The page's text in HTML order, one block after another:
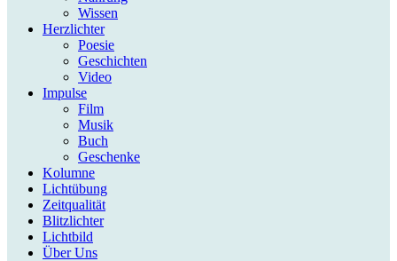
Wissen
Herzlichter
Poesie
Geschichten
Video
Impulse
Film
Musik
Buch
Geschenke
Kolumne
Lichtübung
Zeitqualität
Blitzlichter
Lichtbild
Über Uns